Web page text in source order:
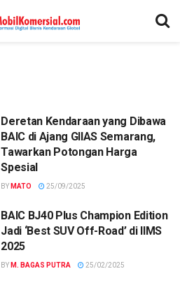
Deretan Kendaraan yang Dibawa
BAIC di Ajang GIIAS Semarang,
Tawarkan Potongan Harga
Spesial
BY MATO 25/09/2025
BAIC BJ40 Plus Champion Edition
Jadi ‘Best SUV Off-Road’ di IIMS
2025
BY M. BAGAS PUTRA 25/02/2025